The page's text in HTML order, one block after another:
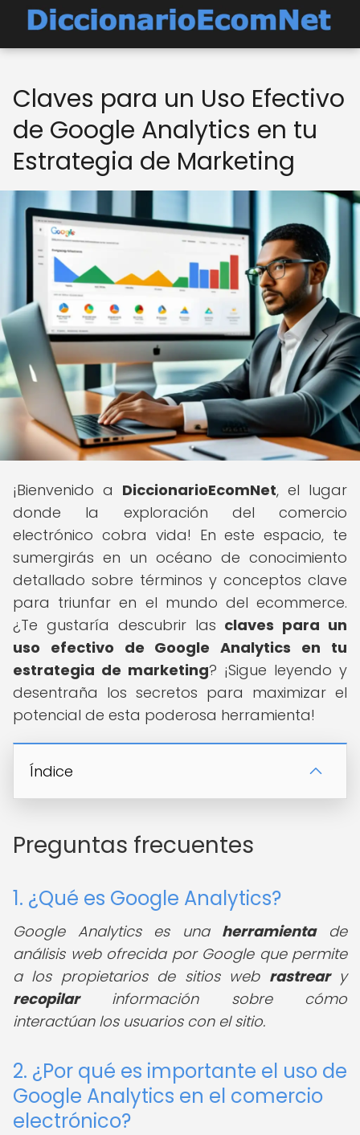
Claves para un Uso Efectivo
de Google Analytics en tu
Estrategia de Marketing
¡Bienvenido a DiccionarioEcomNet, el lugar
donde la exploración del comercio
electrónico cobra vida! En este espacio, te
sumergirás en un océano de conocimiento
detallado sobre términos y conceptos clave
para triunfar en el mundo del ecommerce.
¿Te gustaría descubrir las claves para un
uso efectivo de Google Analytics en tu
estrategia de marketing? ¡Sigue leyendo y
desentraña los secretos para maximizar el
potencial de esta poderosa herramienta!
Índice
Preguntas frecuentes
1. ¿Qué es Google Analytics?
Google Analytics es una herramientade
análisis web ofrecida por Google que permite
a los propietarios de sitios web rastreary
recopilarinformación sobre cómo
interactúan los usuarios con el sitio.
2. ¿Por qué es importante el uso de
Google Analytics en el comercio
electrónico?